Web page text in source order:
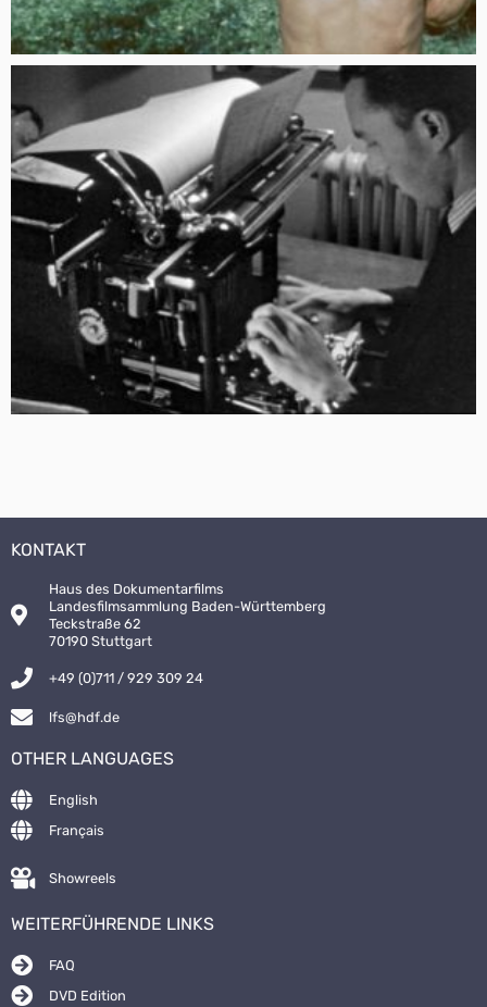
KONTAKT
Haus des Dokumentarfilms
Landesfilmsammlung Baden-Württemberg
Teckstraße 62
70190 Stuttgart
+49 (0)711 / 929 309 24
lfs@hdf.de
OTHER LANGUAGES
English
Français
Showreels
WEITERFÜHRENDE LINKS
FAQ
DVD Edition